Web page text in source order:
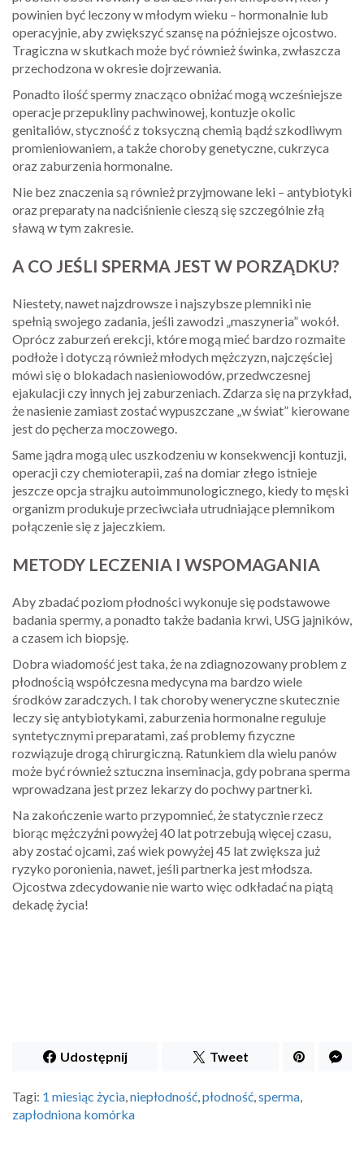
powinien być leczony w młodym wieku – hormonalnie lub
operacyjnie, aby zwiększyć szansę na późniejsze ojcostwo.
Tragiczna w skutkach może być również świnka, zwłaszcza
przechodzona w okresie dojrzewania.
Ponadto ilość spermy znacząco obniżać mogą wcześniejsze
operacje przepukliny pachwinowej, kontuzje okolic
genitaliów, styczność z toksyczną chemią bądź szkodliwym
promieniowaniem, a także choroby genetyczne, cukrzyca
oraz zaburzenia hormonalne.
Nie bez znaczenia są również przyjmowane leki – antybiotyki
oraz preparaty na nadciśnienie cieszą się szczególnie złą
sławą w tym zakresie.
A CO JEŚLI SPERMA JEST W PORZĄDKU?
Niestety, nawet najzdrowsze i najszybsze plemniki nie
spełnią swojego zadania, jeśli zawodzi „maszyneria” wokół.
Oprócz zaburzeń erekcji, które mogą mieć bardzo rozmaite
podłoże i dotyczą również młodych mężczyzn, najczęściej
mówi się o blokadach nasieniowodów, przedwczesnej
ejakulacji czy innych jej zaburzeniach. Zdarza się na przykład,
że nasienie zamiast zostać wypuszczane „w świat” kierowane
jest do pęcherza moczowego.
Same jądra mogą ulec uszkodzeniu w konsekwencji kontuzji,
operacji czy chemioterapii, zaś na domiar złego istnieje
jeszcze opcja strajku autoimmunologicznego, kiedy to męski
organizm produkuje przeciwciała utrudniające plemnikom
połączenie się z jajeczkiem.
METODY LECZENIA I WSPOMAGANIA
Aby zbadać poziom płodności wykonuje się podstawowe
badania spermy, a ponadto także badania krwi, USG jajników,
a czasem ich biopsję.
Dobra wiadomość jest taka, że na zdiagnozowany problem z
płodnością współczesna medycyna ma bardzo wiele
środków zaradczych. I tak choroby weneryczne skutecznie
leczy się antybiotykami, zaburzenia hormonalne reguluje
syntetycznymi preparatami, zaś problemy fizyczne
rozwiązuje drogą chirurgiczną. Ratunkiem dla wielu panów
może być również sztuczna inseminacja, gdy pobrana sperma
wprowadzana jest przez lekarzy do pochwy partnerki.
Na zakończenie warto przypomnieć, że statycznie rzecz
biorąc mężczyźni powyżej 40 lat potrzebują więcej czasu,
aby zostać ojcami, zaś wiek powyżej 45 lat zwiększa już
ryzyko poronienia, nawet, jeśli partnerka jest młodsza.
Ojcostwa zdecydowanie nie warto więc odkładać na piątą
dekadę życia!
Udostępnij Tweet
Tagi: 1 miesiąc życia niepłodność płodność sperma
zapłodniona komórka